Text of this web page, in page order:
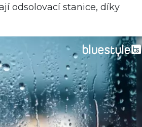
odsolovací stanice, díky